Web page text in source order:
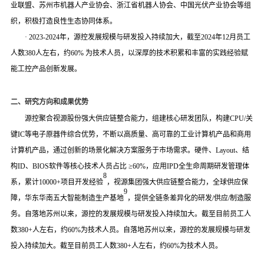
业联盟、苏州市机器人产业协会、浙江省机器人协会、中国光伏产业协会等组
织， 积极打造良性生态协同体系。
· 2023-2024年， 源控发展规模与研发投入持续加大，截至2024年12月员工
人数380人左右，约60% 为技术人员，以深厚的技术积累和丰富的实践经验赋
能工控产品创新发展。
二、 研究方向和成果优势
源控聚合视源股份强大供应链整合能力，组建核心研发团队， 构建CPU/关
键IC等电子原器件综合优势， 不断以高质量、高可靠的工业计算机产品和商用
计算机产品，通过创新的场景化解决方案服务于市场需求。硬件、 Layout、结
构ID、 BIOS软件等核心技术人员占比 ≥60%，应用IPD全生命周期研发管理体
系，累计10000+项目开发经验
8
，视源集团强大供应链整合能力，全球供应保
障，华东华南五大智能制造生产基地
9
，提供全链条差异化的研发/供应/制造服
务。
自落地苏州 以来，源控的发展规模与研发投入持续加大。截至目前员工人
数380+人左右，约60%为技术人员。自落地苏州 以来，源控的发展规模与研发
投入持续加大。截至目前员工人数380+人左右，约60%为技术人员。